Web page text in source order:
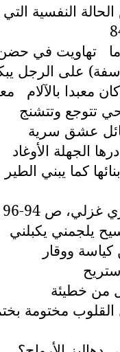
النفسية
تهاويت في
وسفة) على الرجل
معبدا بالآلام
تتوجع وتتشنج
عشق سرية
الجهلة الأوغاد
كما يبني
ص 94-96
يلجمني يكبلني
ووقار
من خطيئة
مختومة